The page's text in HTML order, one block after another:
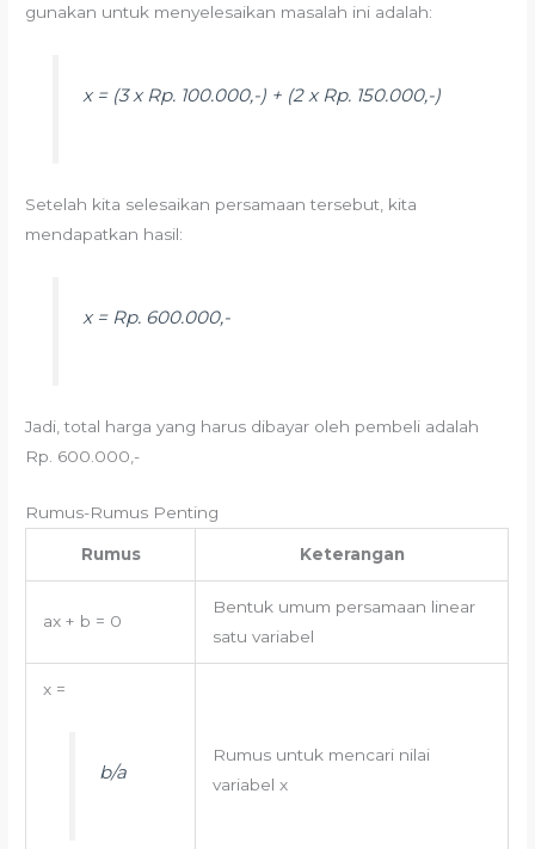
gunakan untuk menyelesaikan masalah ini adalah:
x = (3 x Rp. 100.000,-) + (2 x Rp. 150.000,-)
Setelah kita selesaikan persamaan tersebut, kita
mendapatkan hasil:
x = Rp. 600.000,-
Jadi, total harga yang harus dibayar oleh pembeli adalah
Rp. 600.000,-
Rumus-Rumus Penting
Rumus Keterangan
ax + b = 0
Bentuk umum persamaan linear
satu variabel
x =
b/a
Rumus untuk mencari nilai
variabel x